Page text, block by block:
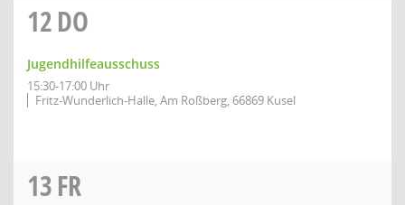
12DO
Jugendhilfeausschuss
15:30-17:00 Uhr
Fritz-Wunderlich-Halle, Am Roßberg, 66869 Kusel
13FR